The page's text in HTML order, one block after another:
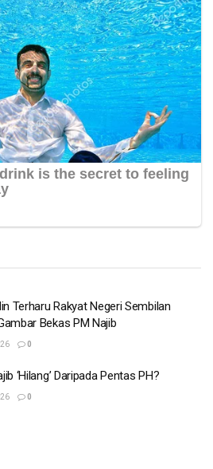
Terharu Rakyat Negeri Sembilan
Bekas PM Najib
0
‘Hilang’ Daripada Pentas PH?
0